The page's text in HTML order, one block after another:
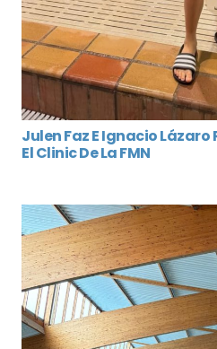
Julen Faz E Ignacio Lázaro
El Clinic De La FMN